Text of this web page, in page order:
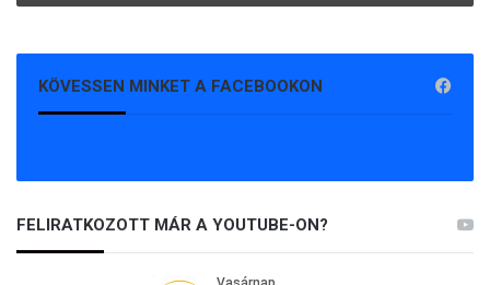
KÖVESSEN MINKET A FACEBOOKON
FELIRATKOZOTT MÁR A YOUTUBE-ON?